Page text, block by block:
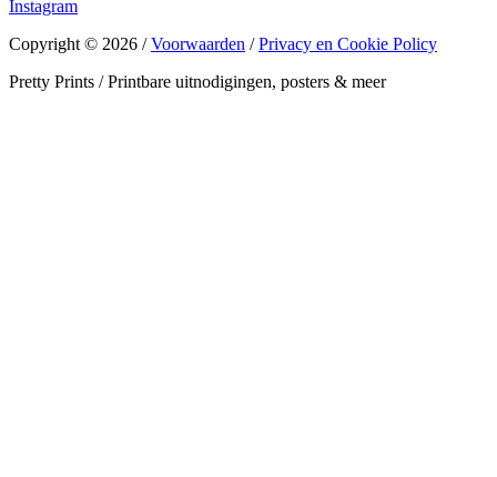
Instagram
Copyright © 2026 /Voorwaarden /Privacy en Cookie Policy
Pretty Prints / Printbare uitnodigingen, posters & meer